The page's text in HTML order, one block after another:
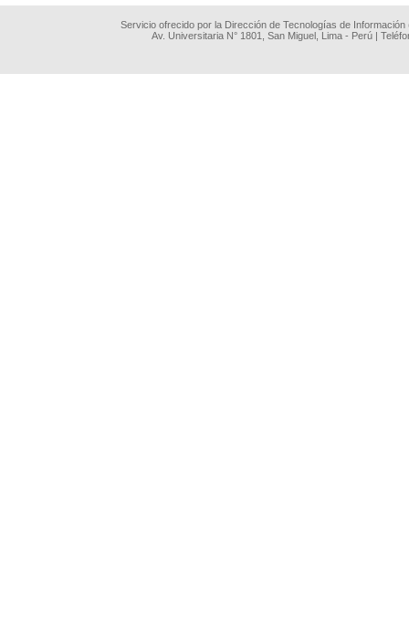
Servicio ofrecido por la Dirección de Tecnologías de
Av. Universitaria N° 1801, San Miguel, Lima - Perú |